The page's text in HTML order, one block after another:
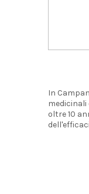
In
medicinali
oltre 10